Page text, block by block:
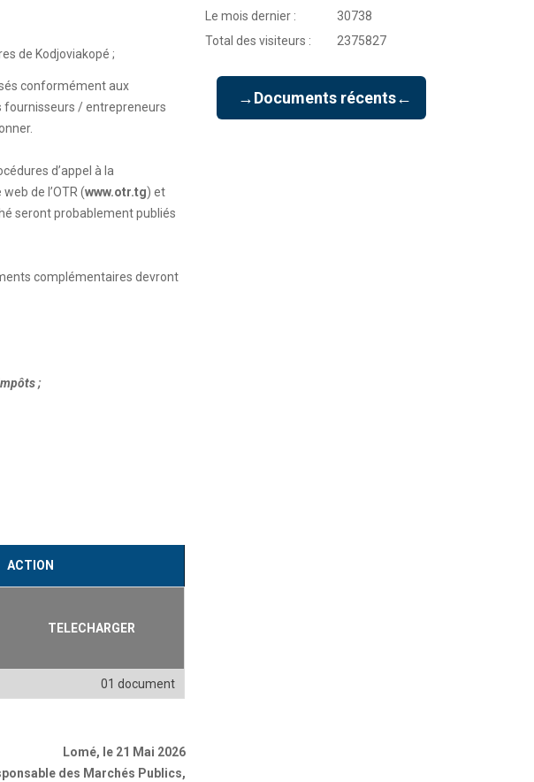
de Kodjoviakopé ;
conformément aux
fournisseurs / entrepreneurs
d’appel à la
de l’OTR (www.otr.tg) et
seront probablement publiés
complémentaires devront
;
ACTION
01 document
TELECHARGER
Lomé, le 21 Mai 2026
des Marchés Publics,
Le mois dernier :
30738
Total des visiteurs :
2375827
→Documents récents←